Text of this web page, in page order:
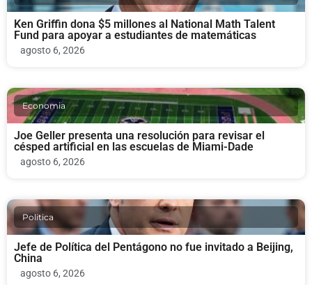
Ken Griffin dona $5 millones al National Math Talent
Fund para apoyar a estudiantes de matemáticas
agosto 6, 2026
Economia
Joe Geller presenta una resolución para revisar el
césped artificial en las escuelas de Miami-Dade
agosto 6, 2026
Politica
Jefe de Política del Pentágono no fue invitado a Beijing,
China
agosto 6, 2026